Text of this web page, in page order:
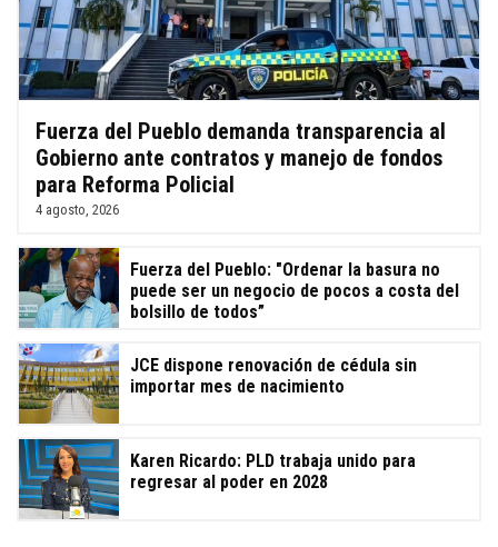
Fuerza del Pueblo demanda transparencia al
Gobierno ante contratos y manejo de fondos
para Reforma Policial
4 agosto, 2026
Fuerza del Pueblo: "Ordenar la basura no
puede ser un negocio de pocos a costa del
bolsillo de todos”
JCE dispone renovación de cédula sin
importar mes de nacimiento
Karen Ricardo: PLD trabaja unido para
regresar al poder en 2028